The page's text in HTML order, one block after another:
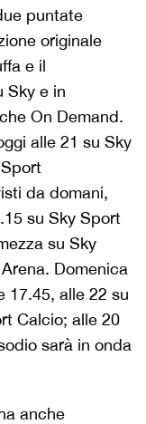
puntate
originale
e il
Sky e in
On Demand.
alle 21 su Sky
da domani,
su Sky Sport
su Sky
Domenica
17.45, alle 22 su
Calcio; alle 20
sarà in onda
anche